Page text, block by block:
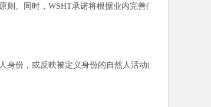
。同时，WSHT承诺将根据业内完善的
份，或反映被定义身份的自然人活动的